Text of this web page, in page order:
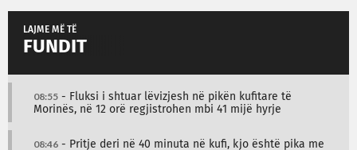
LAJME MË TË
FUNDIT
08:55 - Fluksi i shtuar lëvizjesh në pikën kufitare të
Morinës, në 12 orë regjistrohen mbi 41 mijë hyrje
08:46 - Pritje deri në 40 minuta në kufi, kjo është pika me